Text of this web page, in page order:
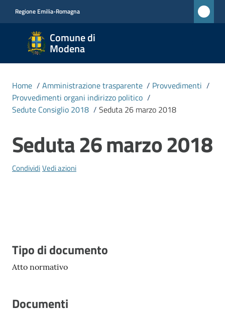
Regione Emilia-Romagna
Comune di
Modena
Comune
di
Modena
CIVICA
MONET
Amministrazione
Menu selezionato
Novità
Argomenti
Home / Amministrazione trasparente / Provvedimenti /
Provvedimenti organi indirizzo politico /
Sedute Consiglio 2018 / Seduta 26 marzo 2018
Salta al contenuto
Seduta 26 marzo 2018
CondividiVedi azioni
Descrizione
Tipo di documento
Atto normativo
Documenti